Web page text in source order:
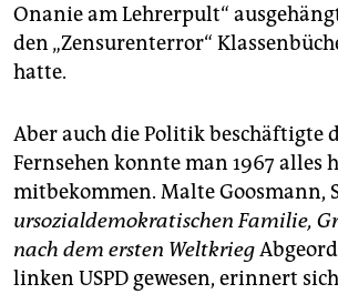
Onanie am Lehrerpult“
den „Zensurenterror“
hatte.
Aber auch die Politik beschäftigte
Fernsehen konnte man 1967 alles
mitbekommen. Malte Goosmann,
ursozialdemokratischen Familie,
nach dem ersten Weltkrieg
linken USPD gewesen, erinnert